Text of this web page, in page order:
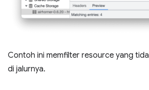
Contoh ini memfilter resource yang
di jalurnya.